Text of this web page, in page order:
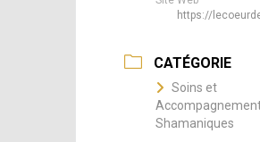
https://
CATÉGORIE
Soins et
Shamaniques